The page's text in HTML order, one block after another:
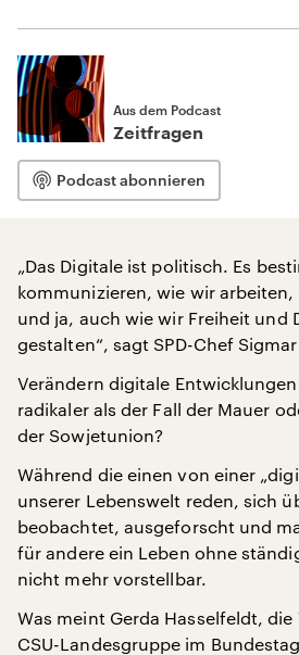
Aus dem Podcast
Zeitfragen
Podcast abonnieren
„Das Digitale ist politisch. Es
kommunizieren, wie wir
und ja, auch wie wir Freiheit und
gestalten“, sagt SPD-Chef
Verändern digitale
radikaler als der Fall der Mauer
der Sowjetunion?
Während die einen von einer
unserer Lebenswelt reden, sich
beobachtet, ausgeforscht und
für andere ein Leben ohne
nicht mehr vorstellbar.
Was meint Gerda Hasselfeldt,
CSU-Landesgruppe im